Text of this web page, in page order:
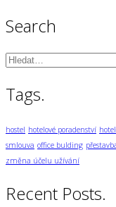
Search
Vyhledávání:
Tags.
hostel hotelové poradenství
smlouva office bulding
změna účelu užívání
Recent Posts.